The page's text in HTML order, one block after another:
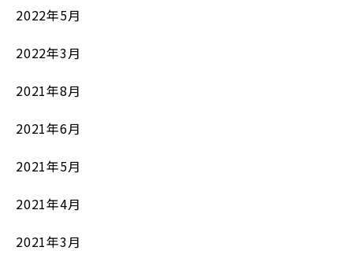
2022年5月
2022年3月
2021年8月
2021年6月
2021年5月
2021年4月
2021年3月